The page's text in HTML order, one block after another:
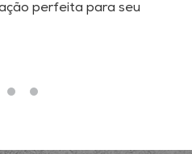
perfeita para seu